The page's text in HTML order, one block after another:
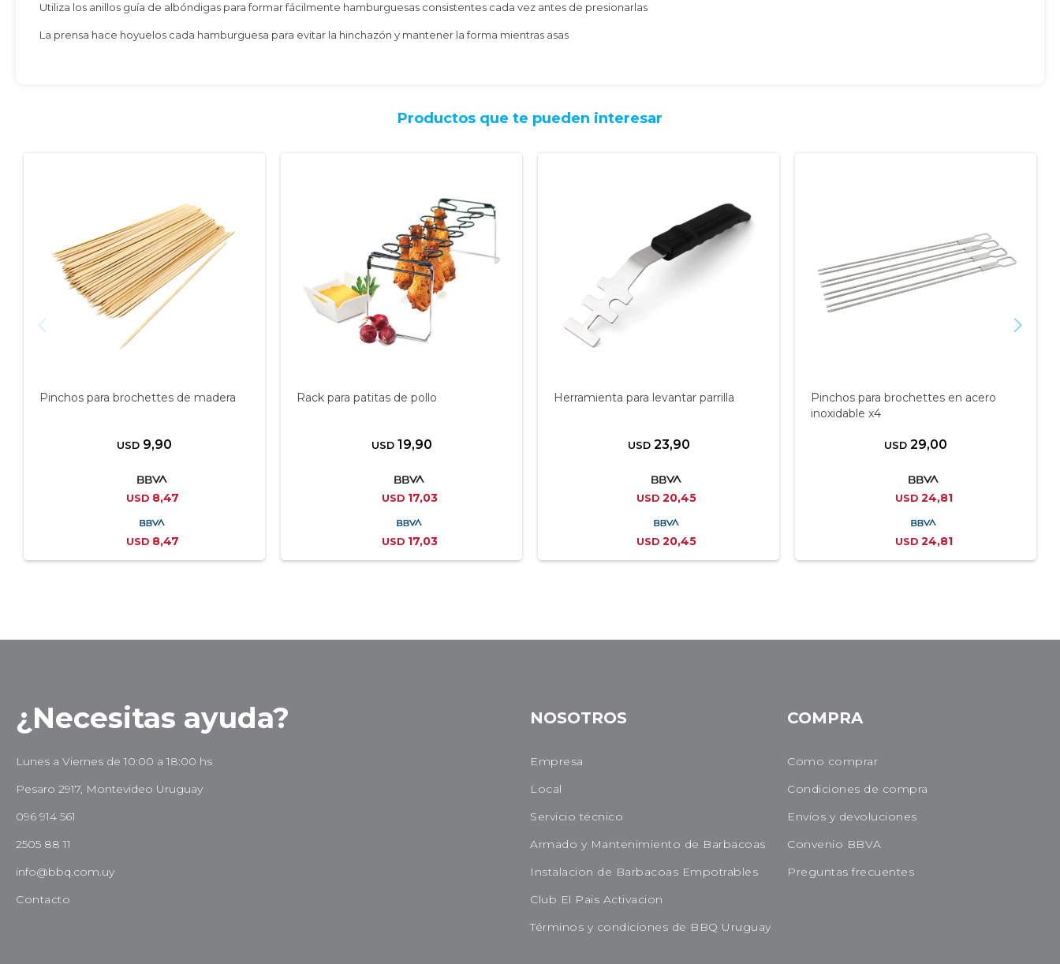
Utiliza los anillos guía de albóndigas para formar fácilmente hamburguesas consistentes cada vez antes de presionarlas
La prensa hace hoyuelos cada hamburguesa para evitar la hinchazón y mantener la forma mientras asas
Productos que te pueden interesar
Pinchos para brochettes de madera
USD 9,90
USD 8,47
USD 8,47
Rack para patitas de pollo
USD 19,90
USD 17,03
USD 17,03
Herramienta para levantar parrilla
USD 23,90
USD 20,45
USD 20,45
Pinchos para brochettes en acero
inoxidable x4
USD 29,00
USD 24,81
USD 24,81
¿Necesitas ayuda?
Lunes a Viernes de 10:00 a 18:00 hs
Pesaro 2917, Montevideo Uruguay
096 914 561
2505 88 11
info@bbq.com.uy
Contacto
NOSOTROS
Empresa
Local
Servicio técnico
Armado y Mantenimiento de Barbacoas
Instalacion de Barbacoas Empotrables
Club El Pais Activacion
Términos y condiciones de BBQ Uruguay
COMPRA
Como comprar
Condiciones de compra
Envíos y devoluciones
Convenio BBVA
Preguntas frecuentes